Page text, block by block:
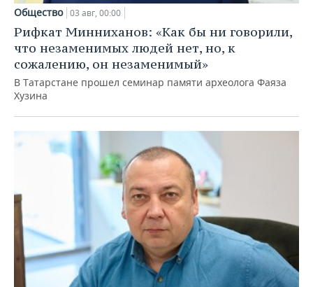
Общество 03 авг, 00:00
Рифкат Минниханов: «Как бы ни говорили,
что незаменимых людей нет, но, к
сожалению, он незаменимый»
В Татарстане прошел семинар памяти археолога Фаяза
Хузина